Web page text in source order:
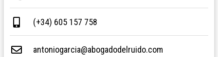
(+34) 605 157 758
antoniogarcia@abogadodelruido.com